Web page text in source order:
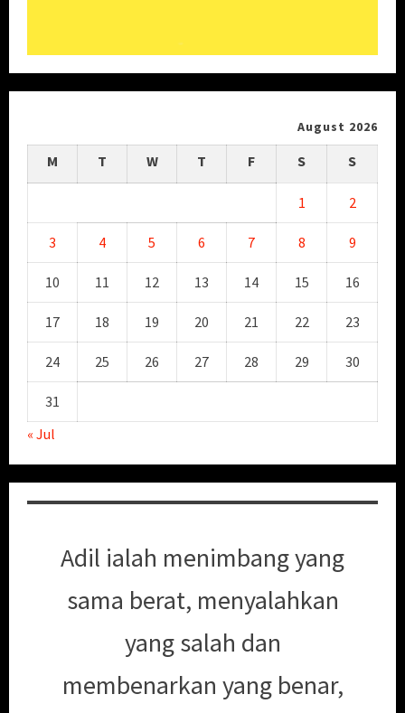
August 2026
M T W T F S S
1 2
3 4 5 6 7 8 9
10 11 12 13 14 15 16
17 18 19 20 21 22 23
24 25 26 27 28 29 30
31
« Jul
Adil ialah menimbang yang
sama berat, menyalahkan
yang salah dan
membenarkan yang benar,